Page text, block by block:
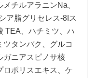
チルアラニンNa、
ア脂グリセレス-8Iス
TEA、ハチミツ、ハ
タンパク、グルコ
ガニアスピノサ核
ロポリスエキス、ケ